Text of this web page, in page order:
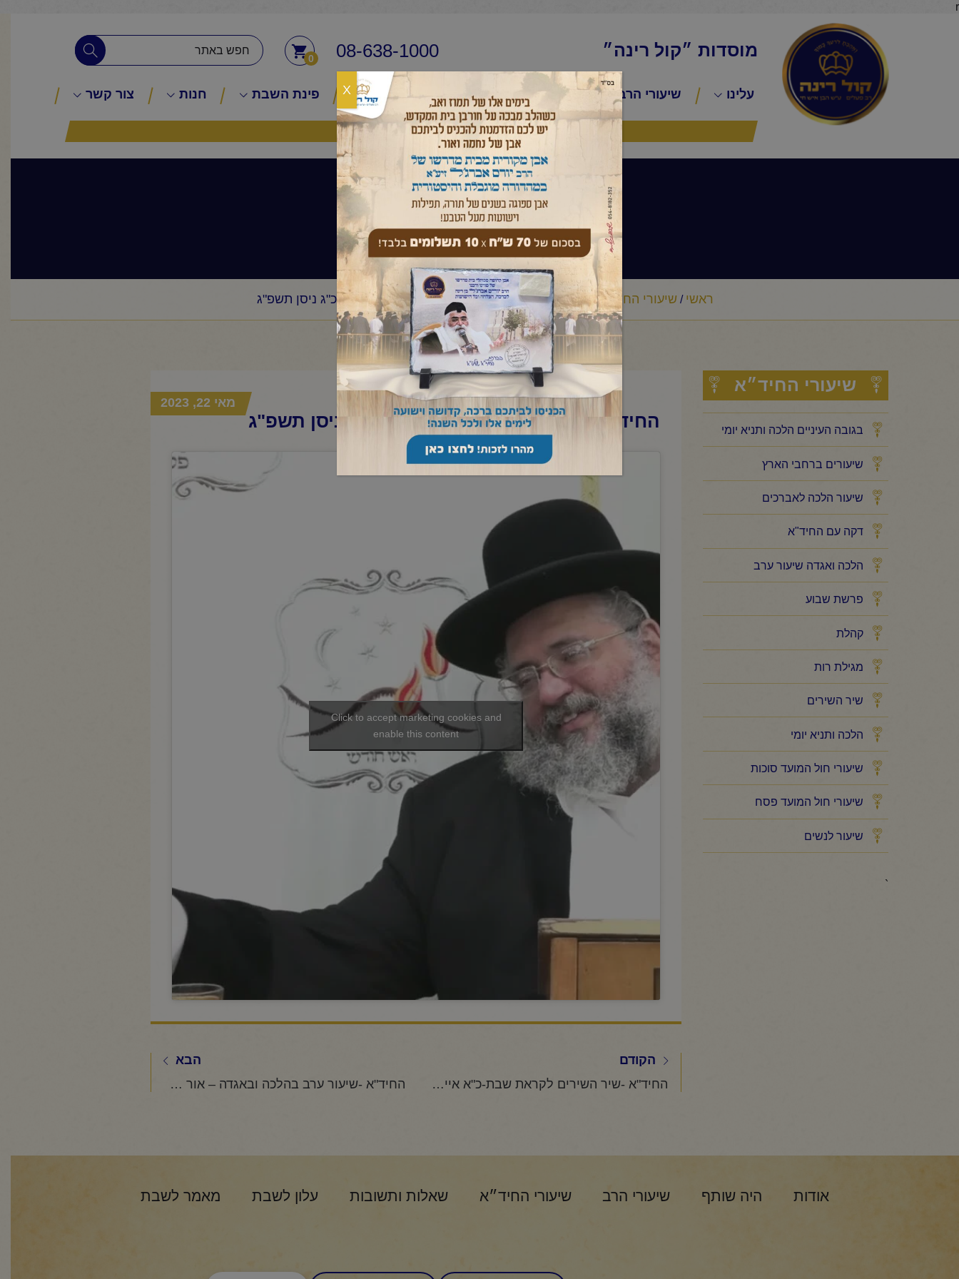
r
מוסדות ״קול רינה״ 08-638-1000
0
עלינו שיעורי הרב שיעורי החיד״א שאלות ותשובות פינת השבת חנות צור קשר
היה שותף
שיר השירים
ראשי /שיעורי החיד"א/שיר השירים/החיד"א-שיר השירים לקראת שבת-כ"ג ניסן תשפ"ג
שיעורי החיד״א
בגובה העיניים הלכה ותניא יומי
שיעורים ברחבי הארץ
שיעור הלכה לאברכים
דקה עם החיד"א
הלכה ואגדה שיעור ערב
פרשת שבוע
קהלת
מגילת רות
שיר השירים
הלכה ותניא יומי
שיעורי חול המועד סוכות
שיעורי חול המועד פסח
שיעור לנשים
`
החיד"א-שיר השירים לקראת שבת-כ"ג ניסן תשפ"ג
מאי 22, 2023
Click to accept marketing cookies and
enable this content
הקודם
החיד"א -שיר השירים לקראת שבת-כ"א אייר תשפ"ג
הבא
החיד"א -שיעור ערב בהלכה ובאגדה – אור לכ"ו אייר תשפ"ג
אודות היה שותף שיעורי הרב שיעורי החיד״א שאלות ותשובות עלון לשבת מאמר לשבת
X